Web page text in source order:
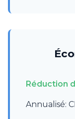
Réduction
Annualisé: